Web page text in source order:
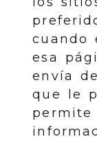
cuando
esa
envía
que le
permite